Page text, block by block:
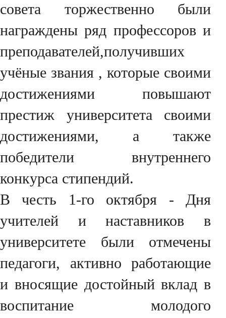
совета торжественно были
награждены ряд профессоров и
преподавателей,получивших
учёные звания , которые своими
достижениями повышают
престиж университета своими
достижениями, а также
победители внутреннего
конкурса стипендий.
В честь 1-го октября - Дня
учителей и наставников в
университете были отмечены
педагоги, активно работающие
и вносящие достойный вклад в
воспитание молодого